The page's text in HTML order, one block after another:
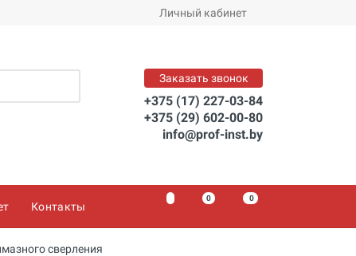
Личный кабинет
Заказать звонок
+375 (17) 227-03-84
+375 (29) 602-00-80
info@prof-inst.by
Контакты
0 00
сверления